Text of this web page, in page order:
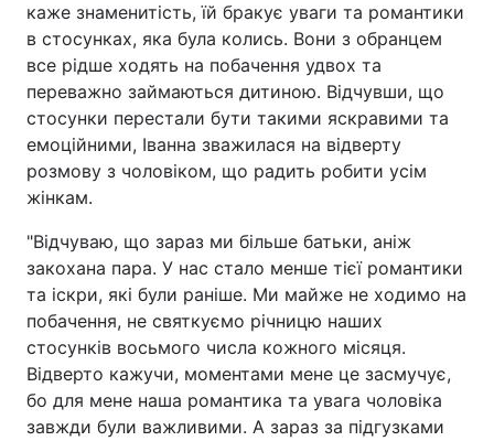
каже знаменитість, їй бракує уваги та романтики
в стосунках, яка була колись. Вони з обранцем
все рідше ходять на побачення удвох та
переважно займаються дитиною. Відчувши, що
стосунки перестали бути такими яскравими та
емоційними, Іванна зважилася на відверту
розмову з чоловіком, що радить робити усім
жінкам.
"Відчуваю, що зараз ми більше батьки, аніж
закохана пара. У нас стало менше тієї романтики
та іскри, які були раніше. Ми майже не ходимо на
побачення, не святкуємо річницю наших
стосунків восьмого числа кожного місяця.
Відверто кажучи, моментами мене це засмучує,
бо для мене наша романтика та увага чоловіка
завжди були важливими. А зараз за підгузками